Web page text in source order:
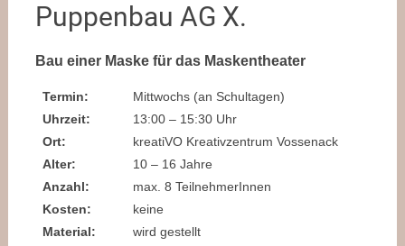
Puppenbau AG X.
Bau einer Maske für das Maskentheater
Termin:
Mittwochs (an Schultagen)
Uhrzeit:
13:00 – 15:30 Uhr
Ort:
kreatiVO Kreativzentrum Vossenack
Alter:
10 – 16 Jahre
Anzahl:
max. 8 TeilnehmerInnen
Kosten:
keine
Material:
wird gestellt